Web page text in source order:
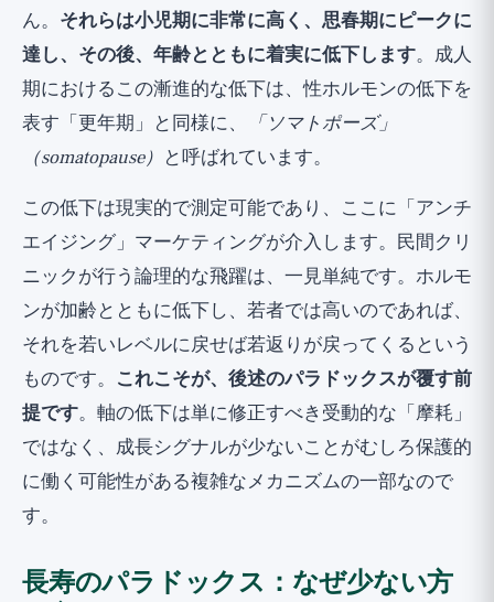
ん。 それらは小児期に非常に高く、思春期にピークに
達し、その後、年齢とともに着実に低下します。成人
期におけるこの漸進的な低下は、性ホルモンの低下を
表す「更年期」と同様に、
「ソマトポーズ」
（somatopause） と呼ばれています。
この低下は現実的で測定可能であり、ここに「アンチ
エイジング」マーケティングが介入します。民間クリ
ニックが行う論理的な飛躍は、一見単純です。ホルモ
ンが加齢とともに低下し、若者では高いのであれば、
それを若いレベルに戻せば若返りが戻ってくるという
ものです。 これこそが、後述のパラドックスが覆す前
提です。軸の低下は単に修正すべき受動的な「摩耗」
ではなく、成長シグナルが少ないことがむしろ保護的
に働く可能性がある複雑なメカニズムの一部なので
す。
長寿のパラドックス：なぜ少ない方